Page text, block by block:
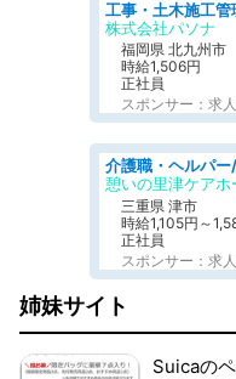
株式会社パソナ
福岡県 北九州市
時給1,506円
正社員
スポンサー：求
憩いの里津ケアホ
三重県 津市
時給1,105円～
正社員
スポンサー：求
姉妹サイト
Suicaの